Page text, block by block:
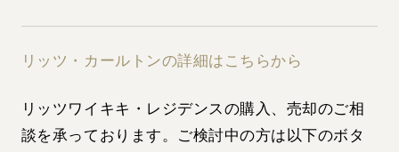
リッツ・カールトンの詳細はこちらから
リッツワイキキ・レジデンスの購入、売却のご相
談を承っております。ご検討中の方は以下のボタ